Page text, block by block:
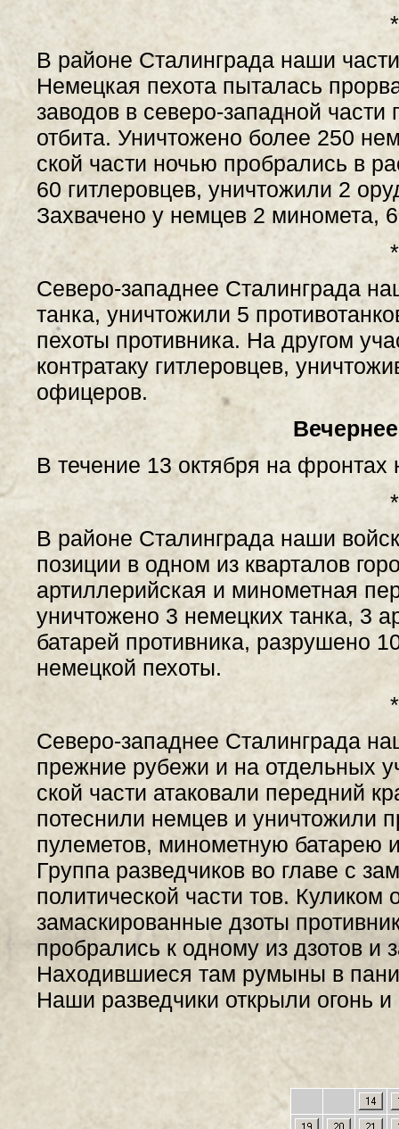
В районе Сталинграда наши
Немецкая пехота пыталась
заводов в северо-западной части
отбита. Уничтожено более 250
ской части ночью пробрались в
60 гитлеровцев, уничтожили 2
Захвачено у немцев 2 миномета,
Северо-западнее Сталинграда
танка, уничтожили 5
пехоты противника. На другом
контратаку гитлеровцев,
офицеров.
В течение 13 октября на
В районе Сталинграда наши
позиции в одном из кварталов
артиллерийская и минометная
уничтожено 3 немецких танка, 3
батарей противника, разрушено
немецкой пехоты.
Северо-западнее Сталинграда
прежние рубежи и на отдельных
ской части атаковали передний
потеснили немцев и уничтожили
пулеметов, минометную батарею
Группа разведчиков во главе с
политической части тов.
замаскированные дзоты
пробрались к одному из дзотов и
Находившиеся там румыны в
Наши разведчики открыли огонь